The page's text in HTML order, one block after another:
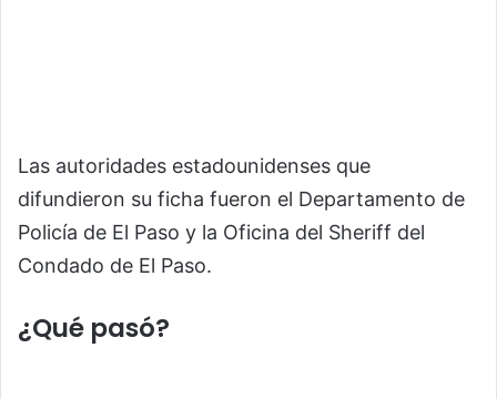
Las autoridades estadounidenses que
difundieron su ficha fueron el Departamento de
Policía de El Paso y la Oficina del Sheriff del
Condado de El Paso.
¿Qué pasó?